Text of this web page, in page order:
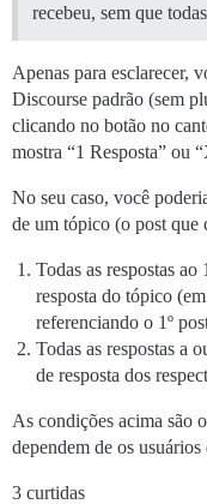
recebeu, sem que
Apenas para esclarecer,
Discourse padrão (sem
clicando no botão no
mostra “1 Resposta” ou
No seu caso, você
de um tópico (o post que
Todas as respostas
resposta do tópico
referenciando o 1º
Todas as respostas a
de resposta dos
As condições acima são
dependem de os
3 curtidas